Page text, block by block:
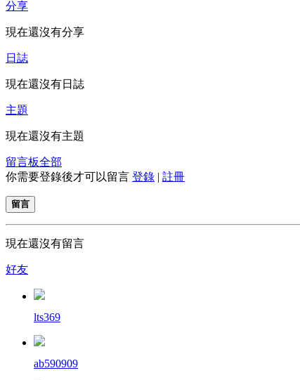
分享
現在還沒有分享
日誌
現在還沒有日誌
主題
現在還沒有主題
留言板全部
你需要登錄後才可以留言 登錄 | 註冊
留言
現在還沒有留言
好友
lts369
ab590909